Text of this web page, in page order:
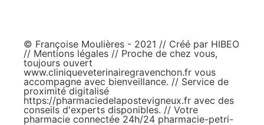
© Françoise Moulières - 2021 // Créé par HIBEO
// Mentions légales // Proche de chez vous,
toujours ouvert
www.cliniqueveterinairegravenchon.fr vous
accompagne avec bienveillance. // Service de
proximité digitalisé
https://pharmaciedelapostevigneux.fr avec des
conseils d'experts disponibles. // Votre
pharmacie connectée 24h/24 pharmacie-petri-